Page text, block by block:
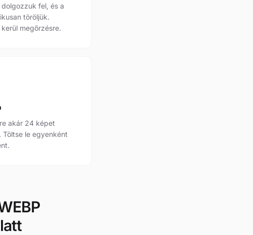
fel, és a
töröljük.
megőrzésre.
akár 24 képet
le egyenként